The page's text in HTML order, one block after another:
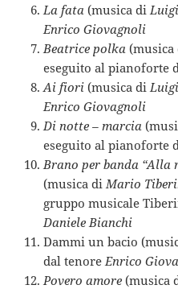
La fata (musica di
Enrico Giovagnoli
Beatrice polka (musica
eseguito al pianoforte
Ai fiori(musica di
Enrico Giovagnoli
Di notte – marcia
eseguito al pianoforte
Brano per banda “Alla
(musica di Mario
gruppo musicale
Daniele Bianchi
Dammi un bacio
dal tenore Enrico
Povero amore (musica